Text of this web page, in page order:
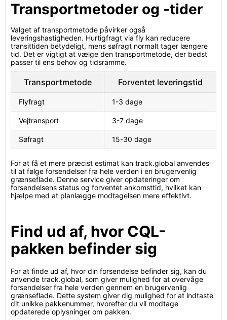
Transportmetoder og -tider
Valget af transportmetode påvirker også
leveringshastigheden. Hurtigfragt via fly kan reducere
transittiden betydeligt, mens søfragt normalt tager længere
tid. Det er vigtigt at vælge den transportmetode, der bedst
passer til ens behov og tidsramme.
Transportmetode Forventet leveringstid
Flyfragt 1-3 dage
Vejtransport 3-7 dage
Søfragt 15-30 dage
For at få et mere præcist estimat kan track.global anvendes
til at følge forsendelser fra hele verden i en brugervenlig
grænseflade. Denne service giver opdateringer om
forsendelsens status og forventet ankomsttid, hvilket kan
hjælpe med at planlægge modtagelsen mere effektivt.
Find ud af, hvor CQL-
pakken befinder sig
For at finde ud af, hvor din forsendelse befinder sig, kan du
anvende track.global, som giver mulighed for at overvåge
forsendelser fra hele verden gennem en brugervenlig
grænseflade. Dette system giver dig mulighed for at indtaste
dit unikke pakkenummer, hvorefter du vil modtage
opdaterede oplysninger om pakken.